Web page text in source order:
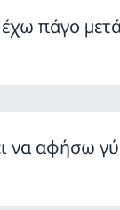
πάγο
να αφήσω